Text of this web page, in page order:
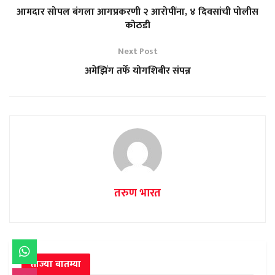
आमदार सोपल बंगला आगप्रकरणी २ आरोपींना, ४ दिवसांची पोलीस
कोठडी
Next Post
अमेझिंग तर्फे योगशिबीर संपन्न
तरुण भारत
ताज्या बातम्या